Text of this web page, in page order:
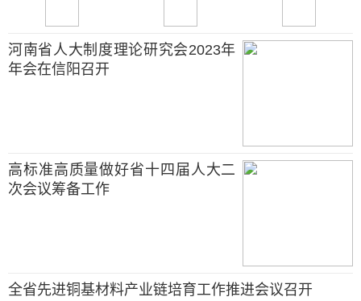
河南省人大制度理论研究会2023年
年会在信阳召开
高标准高质量做好省十四届人大二
次会议筹备工作
全省先进铜基材料产业链培育工作推进会议召开